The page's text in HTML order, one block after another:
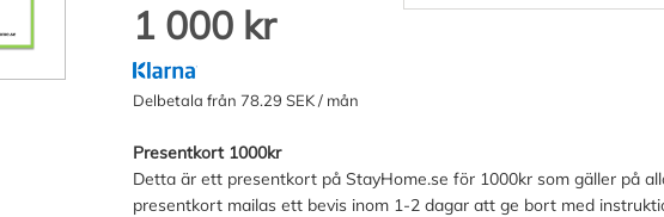
1 000 kr
Delbetala från 78.29 SEK / mån
Presentkort 1000kr
Detta är ett presentkort på StayHome.se för 1000kr som gäller på
presentkort mailas ett bevis inom 1-2 dagar att ge bort med